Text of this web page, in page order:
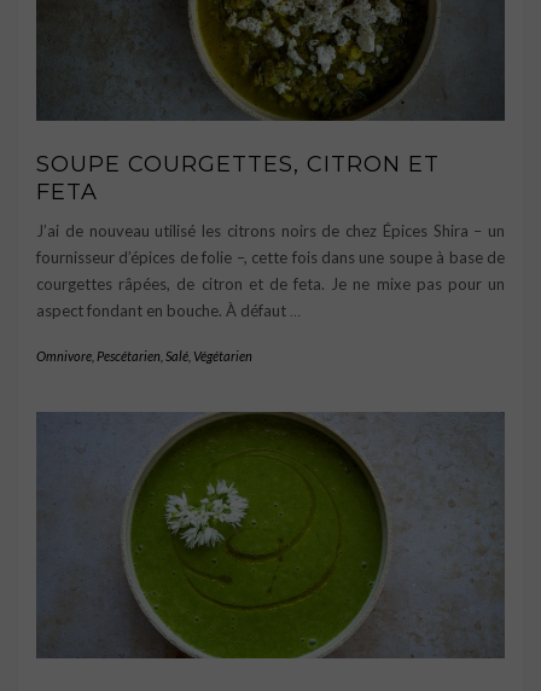
SOUPE COURGETTES, CITRON ET
FETA
J’ai de nouveau utilisé les citrons noirs de chez Épices Shira – un
fournisseur d’épices de folie –, cette fois dans une soupe à base de
courgettes râpées, de citron et de feta. Je ne mixe pas pour un
aspect fondant en bouche. À défaut
Omnivore Pescétarien Salé Végétarien